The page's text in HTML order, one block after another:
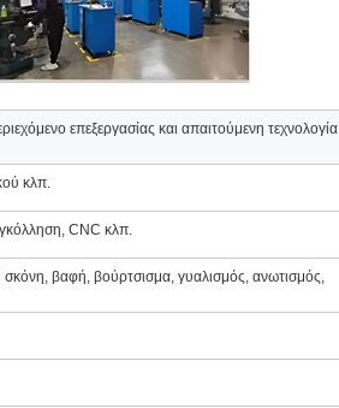
επεξεργασίας και απαιτούμενη τεχνολογία
κλπ.
CNC κλπ.
σκόνη, βαφή, βούρτσισμα, γυαλισμός, ανωτισμός,